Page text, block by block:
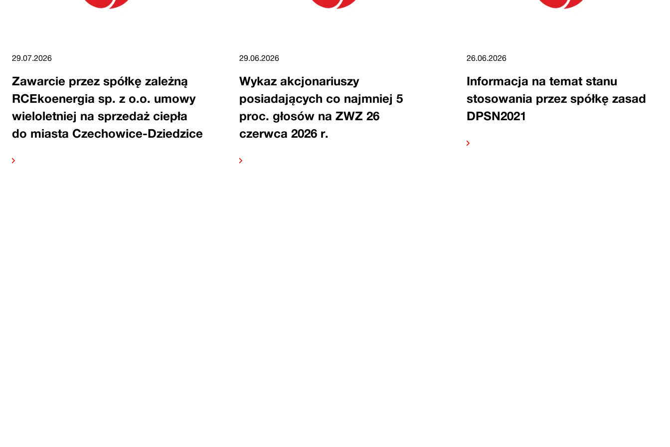
29.07.2026
Zawarcie przez spółkę zależną
RCEkoenergia sp. z o.o. umowy
wieloletniej na sprzedaż ciepła
do miasta Czechowice-Dziedzice
29.06.2026
Wykaz akcjonariuszy
posiadających co najmniej 5
proc. głosów na ZWZ 26
czerwca 2026 r.
26.06.2026
Informacja na temat stanu
stosowania przez spółkę zasad
DPSN2021